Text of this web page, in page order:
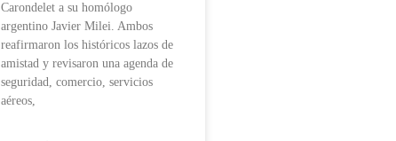
Carondelet a su homólogo
argentino Javier Milei. Ambos
reafirmaron los históricos lazos de
amistad y revisaron una agenda de
seguridad, comercio, servicios
aéreos,